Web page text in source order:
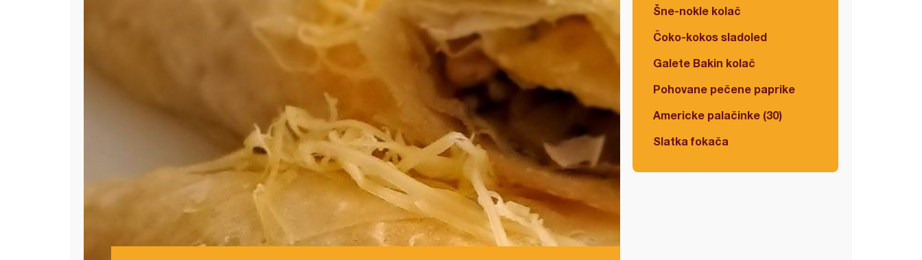
Šne-nokle kolač
Čoko-kokos sladoled
Galete Bakin kolač
Pohovane pečene paprike
Americke palačinke (30)
Slatka fokača